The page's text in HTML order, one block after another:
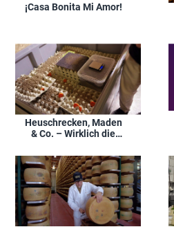
¡Casa Bonita Mi Amor!
Heuschrecken, Maden
& Co. – Wirklich die